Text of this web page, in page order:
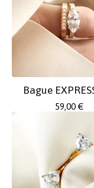
Bague
59,00 €